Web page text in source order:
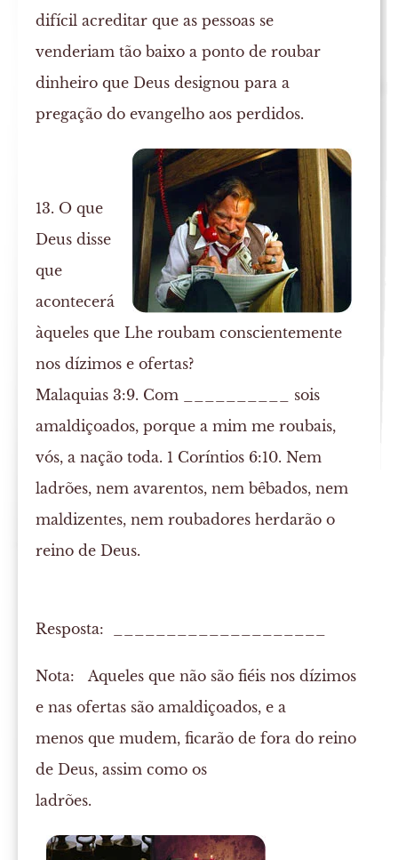
difícil acreditar que as pessoas se
venderiam tão baixo a ponto de roubar
dinheiro que Deus designou para a
pregação do evangelho aos perdidos.
13. O que
Deus disse
que
acontecerá
àqueles que Lhe roubam conscientemente
nos dízimos e ofertas?
Malaquias 3:9. Com __________ sois
amaldiçoados, porque a mim me roubais,
vós, a nação toda. 1 Coríntios 6:10. Nem
ladrões, nem avarentos, nem bêbados, nem
maldizentes, nem roubadores herdarão o
reino de Deus.
Resposta: ____________________
Nota: Aqueles que não são fiéis nos dízimos
e nas ofertas são amaldiçoados, e a
menos que mudem, ficarão de fora do reino
de Deus, assim como os
ladrões.